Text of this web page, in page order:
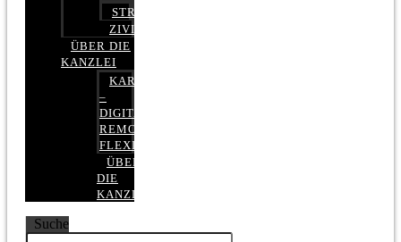
STRAFRECHT
ZIVILRECHT
ÜBER DIE
KANZLEI
KARRIERE
–
DIGITAL,
REMOTE,
FLEXIBEL
ÜBER
DIE
KANZLEI
Suche